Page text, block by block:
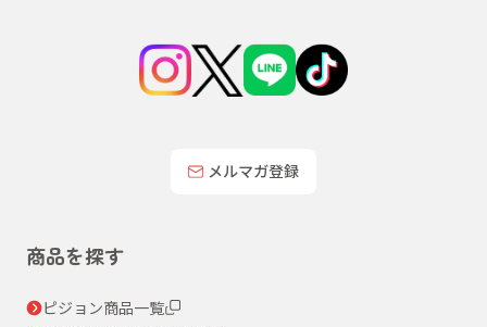
メルマガ登録
商品を探す
ピジョン商品一覧